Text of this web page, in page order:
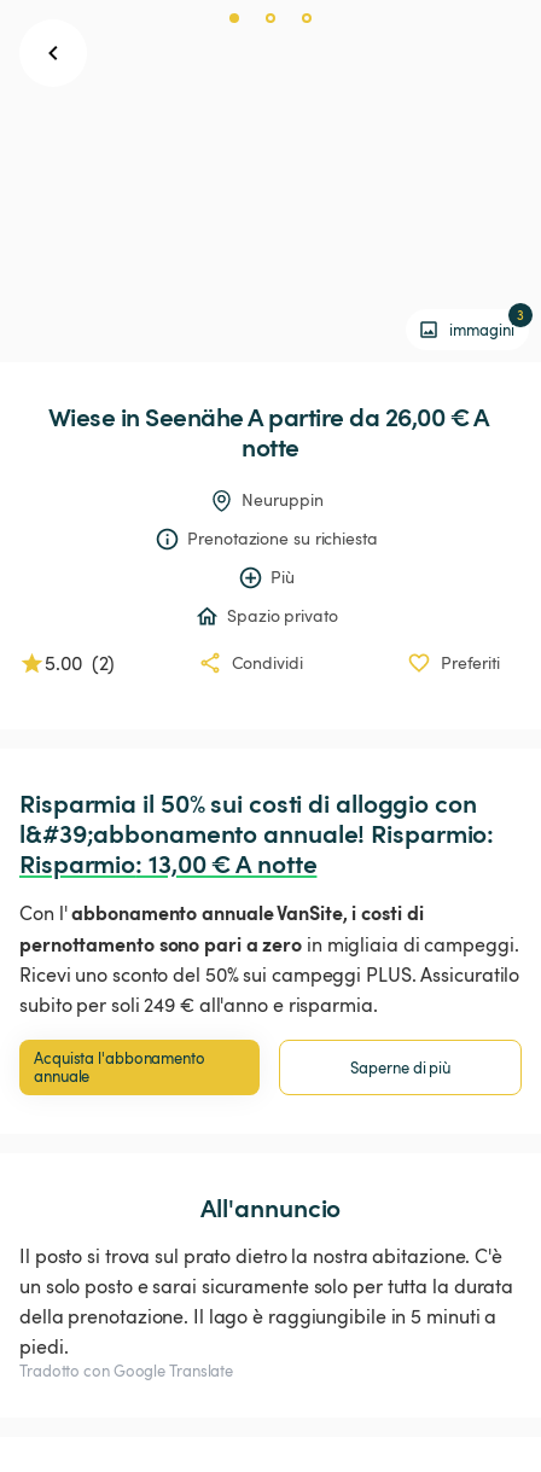
immagini
3
Wiese in Seenähe A partire da 26,00 € A
notte
Neuruppin
Prenotazione su richiesta
Più
Spazio privato
5.00 (2) Condividi Preferiti
Risparmia il 50% sui costi di alloggio con
l&#39;abbonamento annuale! Risparmio:
Risparmio: 13,00 € A notte
Con l'abbonamento annuale VanSite, i costi di
pernottamento sono pari a zero in migliaia di campeggi.
Ricevi uno sconto del 50% sui campeggi PLUS. Assicuratilo
subito per soli 249 € all'anno e risparmia.
Acquista l'abbonamento
annuale
Saperne di più
All'annuncio
Il posto si trova sul prato dietro la nostra abitazione. C'è
un solo posto e sarai sicuramente solo per tutta la durata
della prenotazione. Il lago è raggiungibile in 5 minuti a
piedi.
Tradotto con Google Translate